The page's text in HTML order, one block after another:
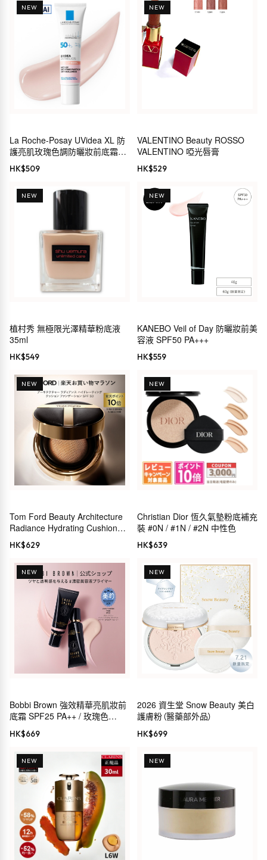
NEW
La Roche-Posay UVidea XL 防
護亮肌玫瑰色調防曬妝前底霜
30ml SPF50+ PA+++
HK$509
NEW
VALENTINO Beauty ROSSO
VALENTINO 啞光唇膏
HK$529
NEW
植村秀 無極限光澤精華粉底液
35ml
HK$549
NEW
KANEBO Veil of Day 防曬妝前美
容液 SPF50 PA+++
HK$559
NEW
Tom Ford Beauty Architecture
Radiance Hydrating Cushion
Foundation SPF 50 氣墊粉底
HK$629
NEW
Christian Dior 恆久氣墊粉底補充
裝 #0N / #1N / #2N 中性色
HK$639
NEW
Bobbi Brown 強效精華亮肌妝前
底霜 SPF25 PA++ / 玫瑰色
SPF24 PA++
HK$669
NEW
2026 資生堂 Snow Beauty 美白
護膚粉（醫藥部外品）
HK$699
NEW NEW